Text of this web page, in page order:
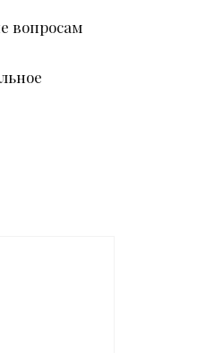
вопросам